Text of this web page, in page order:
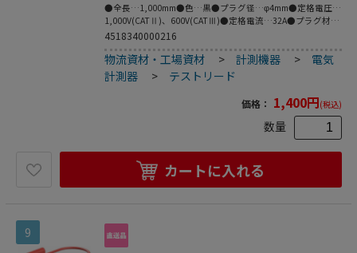
●全長…1,000mm●色…黒●プラグ径…φ4mm●定格電圧…
1,000V(CATⅡ)、600V(CATⅢ)●定格電流…32A●プラグ材
質…ニッケル●ケーブル材質…PVC●フレキシブルなケーブ
のMULTILAMプラグ付きテストリード。●MULTILAM付（ば
ね形状の多面接触子付）●※プラグとソケットの両方が
MULTILAM（マルチラム）の場合は接続できません。●ニッ
ケル（Ni）はコストが安く、挿抜耐久性が高い利点があり、
主に保守メンテナンス用途等に需要があります。●梱包サイ
4518340000216
物流資材・工場資材 >計測機器 > 電気
計測器
> テストリード
価格： 1,400円(税込)
数量
カートに入れる
9